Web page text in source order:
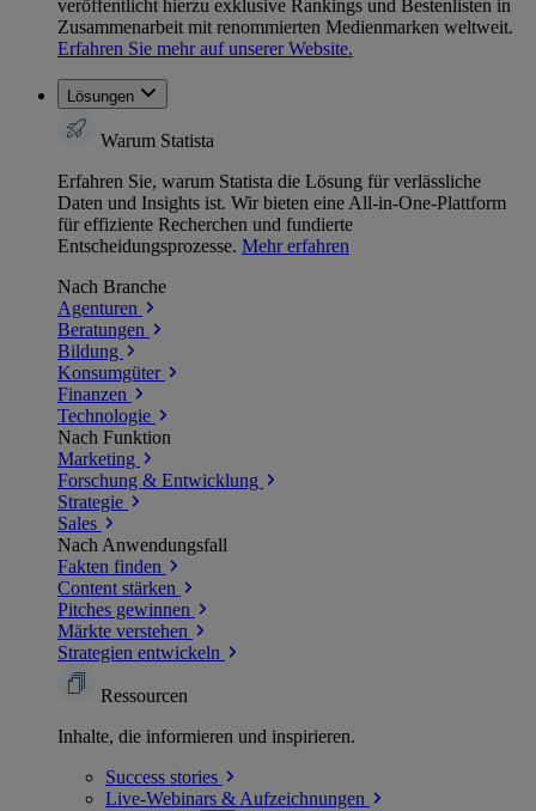
veröffentlicht hierzu exklusive Rankings und Bestenlisten in
Zusammenarbeit mit renommierten Medienmarken weltweit.
Erfahren Sie mehr auf unserer Website.
Lösungen
Warum Statista
Erfahren Sie, warum Statista die Lösung für verlässliche
Daten und Insights ist. Wir bieten eine All-in-One-Plattform
für effiziente Recherchen und fundierte
Entscheidungsprozesse. Mehr erfahren
Nach Branche
Agenturen
Beratungen
Bildung
Konsumgüter
Finanzen
Technologie
Nach Funktion
Marketing
Forschung & Entwicklung
Strategie
Sales
Nach Anwendungsfall
Fakten finden
Content stärken
Pitches gewinnen
Märkte verstehen
Strategien entwickeln
Ressourcen
Inhalte, die informieren und inspirieren.
Success stories
Live-Webinars & Aufzeichnungen